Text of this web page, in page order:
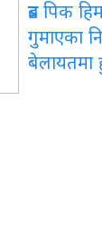
ब्रडपिक
गुमाएका
बेलायतमा